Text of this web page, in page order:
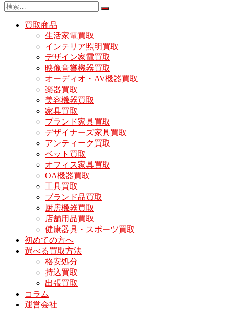
買取商品
生活家電買取
インテリア照明買取
デザイン家電買取
映像音響機器買取
オーディオ・AV機器買取
楽器買取
美容機器買取
家具買取
ブランド家具買取
デザイナーズ家具買取
アンティーク買取
ベット買取
オフィス家具買取
OA機器買取
工具買取
ブランド品買取
厨房機器買取
店舗用品買取
健康器具・スポーツ買取
初めての方へ
選べる買取方法
格安処分
持込買取
出張買取
コラム
運営会社